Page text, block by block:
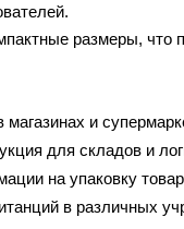
размеры, что
и
для складов и
на упаковку
в различных